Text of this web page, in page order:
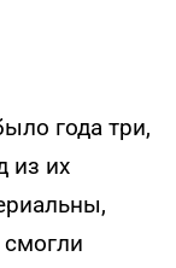
года три,
из их